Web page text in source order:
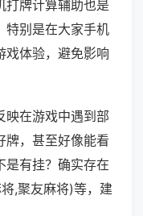
打牌计算辅助也是
特别是在大家手机
戏体验，避免影响
映在游戏中遇到部
牌，甚至好像能看
是有挂？确实存在
,聚友麻将)等，建